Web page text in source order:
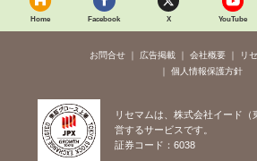
Home Facebook X YouTube
お問合せ 広告掲載 会社概要
リ
個人情報保護方針
リセマムは、株式会社イード（
営するサービスです。
証券コード：6038